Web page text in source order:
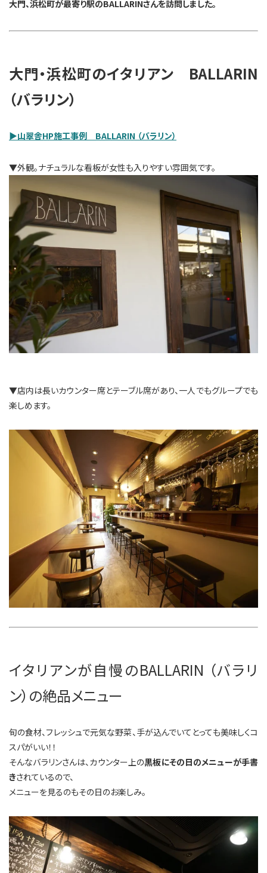
大門、浜松町が最寄り駅のBALLARINさんを訪問しました。
大門・浜松町のイタリアン BALLARIN
（バラリン）
▶山翠舎HP施工事例 BALLARIN （バラリン）
▼外観。ナチュラルな看板が女性も入りやすい雰囲気です。
▼店内は長いカウンター席とテーブル席があり、一人でもグループでも
楽しめます。
イタリアンが自慢のBALLARIN （バラリ
ン）の絶品メニュー
旬の食材、フレッシュで元気な野菜、手が込んでいてとっても美味しくコ
スパがいい！！
そんなバラリンさんは、カウンター上の黒板にその日のメニューが手書
きされているので、
メニューを見るのもその日のお楽しみ。